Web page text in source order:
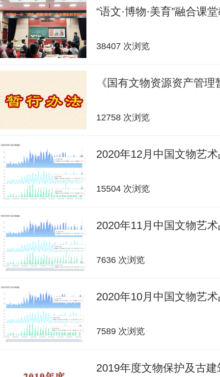
“语文·博物·美育”融合课
38407 次浏览
《国有文物资源资产管
12758 次浏览
2020年12月中国文物艺
15504 次浏览
2020年11月中国文物艺
7636 次浏览
2020年10月中国文物艺
7589 次浏览
2019年度文物保护及古